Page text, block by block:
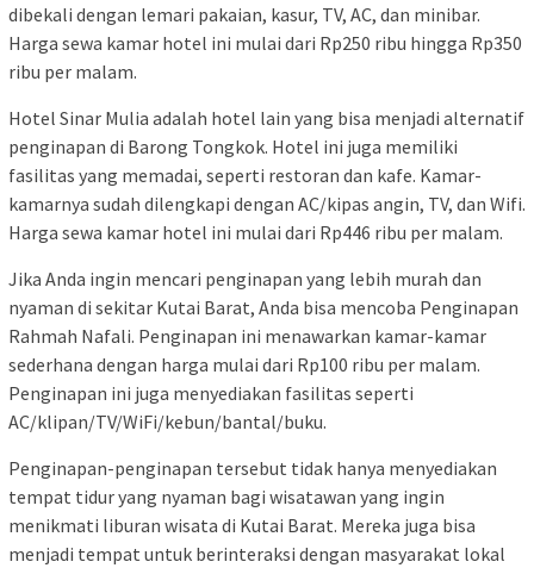
dibekali dengan lemari pakaian, kasur, TV, AC, dan minibar.
Harga sewa kamar hotel ini mulai dari Rp250 ribu hingga Rp350
ribu per malam.
Hotel Sinar Mulia adalah hotel lain yang bisa menjadi alternatif
penginapan di Barong Tongkok. Hotel ini juga memiliki
fasilitas yang memadai, seperti restoran dan kafe. Kamar-
kamarnya sudah dilengkapi dengan AC/kipas angin, TV, dan Wifi.
Harga sewa kamar hotel ini mulai dari Rp446 ribu per malam.
Jika Anda ingin mencari penginapan yang lebih murah dan
nyaman di sekitar Kutai Barat, Anda bisa mencoba Penginapan
Rahmah Nafali. Penginapan ini menawarkan kamar-kamar
sederhana dengan harga mulai dari Rp100 ribu per malam.
Penginapan ini juga menyediakan fasilitas seperti
AC/klipan/TV/WiFi/kebun/bantal/buku.
Penginapan-penginapan tersebut tidak hanya menyediakan
tempat tidur yang nyaman bagi wisatawan yang ingin
menikmati liburan wisata di Kutai Barat. Mereka juga bisa
menjadi tempat untuk berinteraksi dengan masyarakat lokal